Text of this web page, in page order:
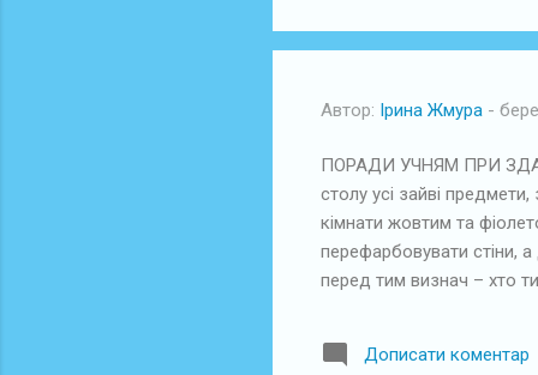
батьки повинні мати
Автор: Ірина Жмура -
ПОРАДИ УЧНЯМ ПРИ
столу усі зайві
кімнати жовтим та
перефарбовувати стіни,
перед тим визнач – хто
найважчого, але
(психологи встановили,
Дописати коментар